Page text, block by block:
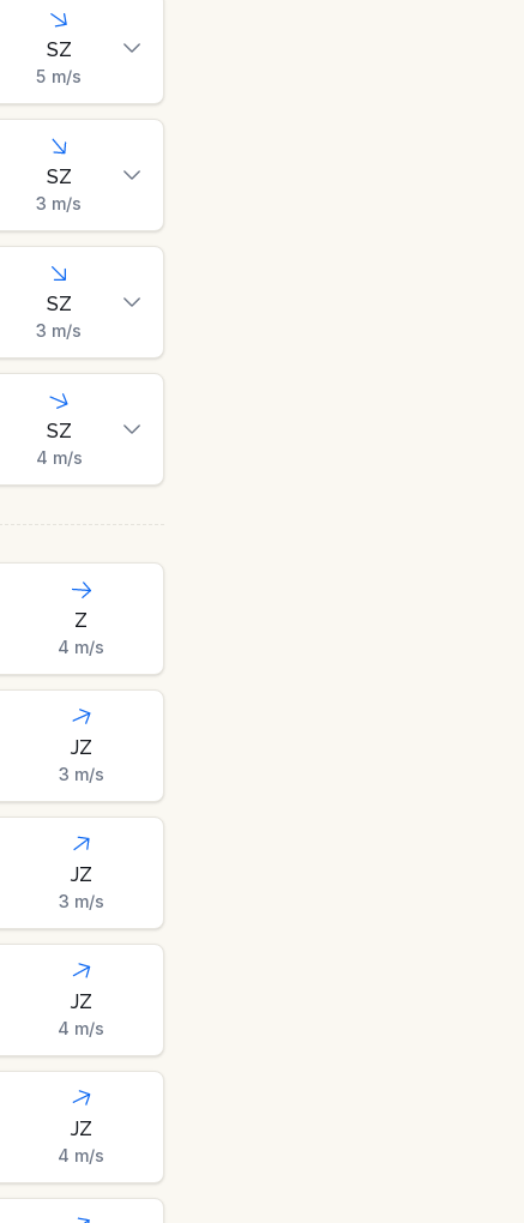
SZ
5 m/s
SZ
3 m/s
SZ
3 m/s
SZ
4 m/s
Z
4 m/s
JZ
3 m/s
JZ
3 m/s
JZ
4 m/s
JZ
4 m/s